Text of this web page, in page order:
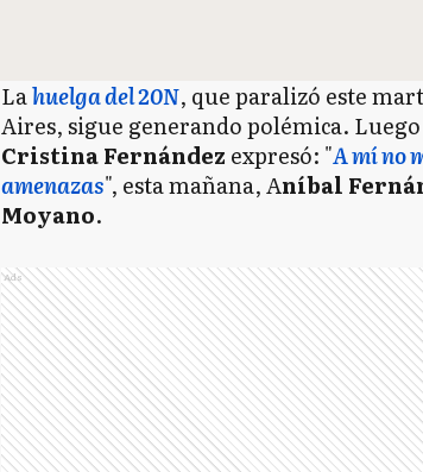
Lahuelga del 20N, que paralizó este
Aires, sigue generando polémica.
Cristina Fernández expresó: "A mí no
amenazas", esta mañana, Aníbal
Moyano.
Ads